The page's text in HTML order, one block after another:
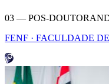
03 — POS-
FENF · FACULDADE